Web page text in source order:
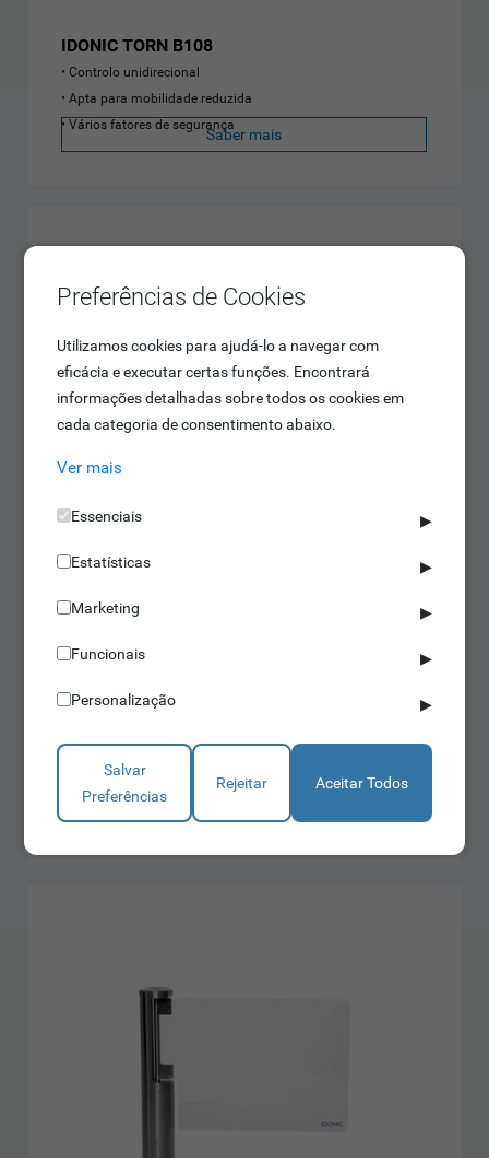
IDONIC TORN B108
Controlo unidirecional
Apta para mobilidade reduzida
Vários fatores de segurança
Saber mais
Apto para mobilidade reduzida
Abertura da porta a 90º
Disponível em aço 304 e aço 316
Preferências de Cookies
Utilizamos cookies para ajudá-lo a navegar com
eficácia e executar certas funções. Encontrará
informações detalhadas sobre todos os cookies em
cada categoria de consentimento abaixo.
Ver mais
Essenciais ▶
Estatísticas ▶
Marketing ▶
Funcionais ▶
Personalização ▶
Salvar
Preferências
Rejeitar Aceitar Todos